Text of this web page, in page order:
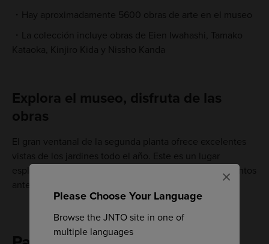
Please Choose Your Language
Browse the JNTO site in one of
multiple languages
×
Hay aproximadamente 5600 obras de arte en el museo
La colección incluye obras de Eien Iwahashi, Tamako
Kataoka, Kinjiro Kida y Nissho Kanda
Explora el museo, disfruta de las
obras
El gran ventanal de la segunda planta ofrece excelentes
vistas de los jardines todo el año. Este es un lugar
espléndido para relajarse en uno de sus cómodos asientos
antes de pasar a la siguiente exposición.